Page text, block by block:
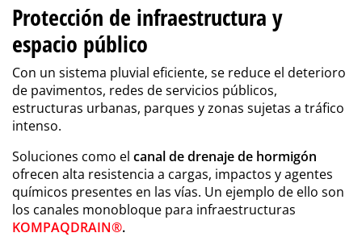
Protección de infraestructura y
espacio público
Con un sistema pluvial eficiente, se reduce el deterioro
de pavimentos, redes de servicios públicos,
estructuras urbanas, parques y zonas sujetas a tráfico
intenso.
Soluciones como el canal de drenaje de hormigón
ofrecen alta resistencia a cargas, impactos y agentes
químicos presentes en las vías. Un ejemplo de ello son
los canales monobloque para infraestructuras
KOMPAQDRAIN®.